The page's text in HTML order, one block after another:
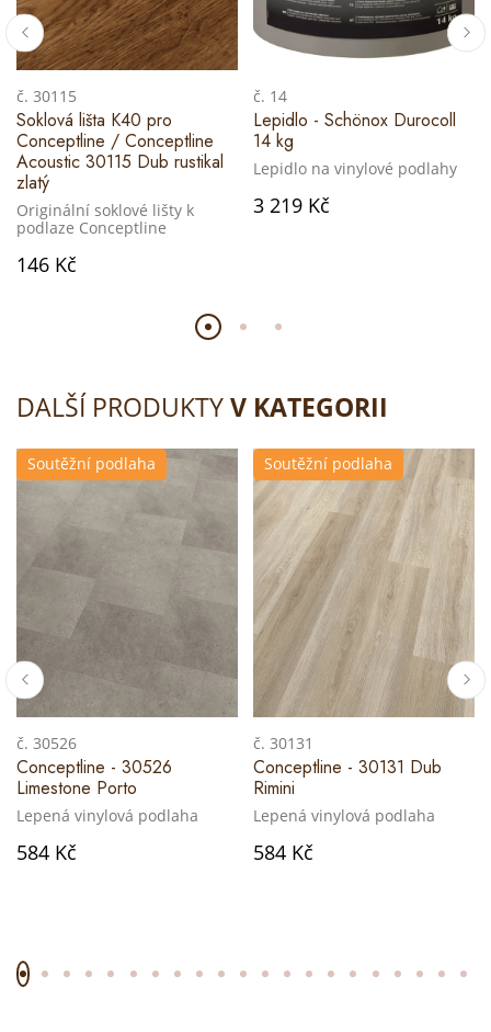
č. 30115
Soklová lišta K40 pro
Conceptline / Conceptline
Acoustic 30115 Dub rustikal
zlatý
Originální soklové lišty k
podlaze Conceptline
146 Kč
č. 14
Lepidlo - Schönox Durocoll
14 kg
Lepidlo na vinylové podlahy
3 219 Kč
DALŠÍ PRODUKTYV KATEGORII
Soutěžní podlaha
č. 30526
Conceptline - 30526
Limestone Porto
Lepená vinylová podlaha
584 Kč
Soutěžní podlaha
č. 30131
Conceptline - 30131 Dub
Rimini
Lepená vinylová podlaha
584 Kč